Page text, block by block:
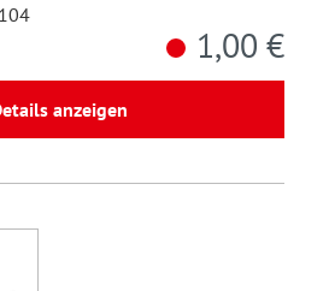
1,00 €
anzeigen